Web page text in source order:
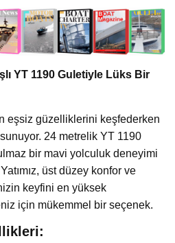
YT 1190 Guletiyle Lüks Bir
eşsiz güzelliklerini keşfederken
24 metrelik YT 1190
bir mavi yolculuk deneyimi
üst düzey konfor ve
keyfini en yüksek
için mükemmel bir seçenek.